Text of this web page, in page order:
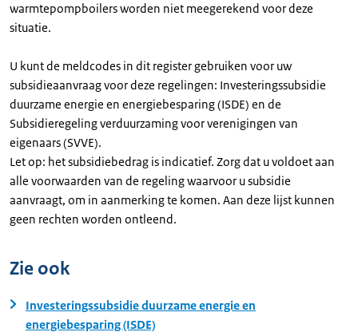
warmtepompboilers worden niet meegerekend voor deze
situatie.
U kunt de meldcodes in dit register gebruiken voor uw
subsidieaanvraag voor deze regelingen: Investeringssubsidie
duurzame energie en energiebesparing (ISDE) en de
Subsidieregeling verduurzaming voor verenigingen van
eigenaars (SVVE).
Let op: het subsidiebedrag is indicatief. Zorg dat u voldoet aan
alle voorwaarden van de regeling waarvoor u subsidie
aanvraagt, om in aanmerking te komen. Aan deze lijst kunnen
geen rechten worden ontleend.
Zie ook
Investeringssubsidie duurzame energie en
energiebesparing (ISDE)